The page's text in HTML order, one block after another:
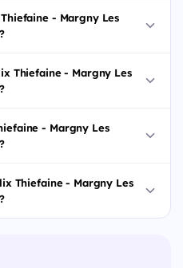
- Margny Les
Thiefaine - Margny Les
- Margny Les
Thiefaine - Margny Les